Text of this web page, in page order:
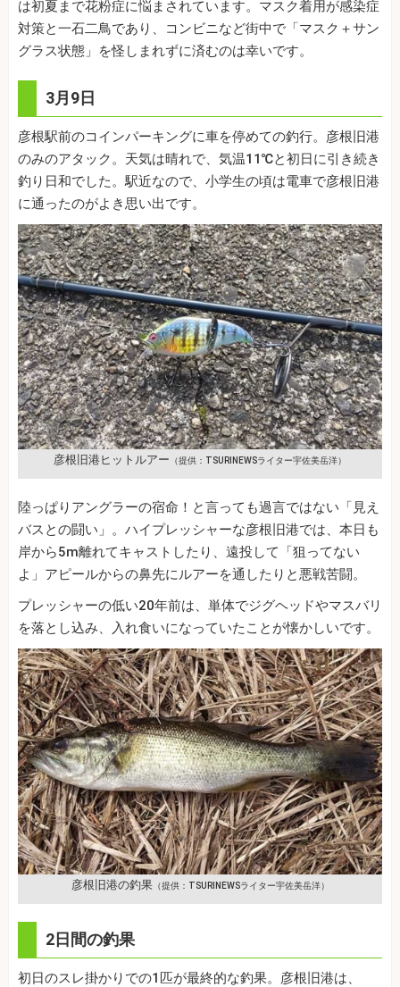
は初夏まで花粉症に悩まされています。マスク着用が感染症
対策と一石二鳥であり、コンビニなど街中で「マスク＋サン
グラス状態」を怪しまれずに済むのは幸いです。
3月9日
彦根駅前のコインパーキングに車を停めての釣行。彦根旧港
のみのアタック。天気は晴れで、気温11℃と初日に引き続き
釣り日和でした。駅近なので、小学生の頃は電車で彦根旧港
に通ったのがよき思い出です。
彦根旧港ヒットルアー （提供：TSURINEWSライター宇佐美岳洋）
陸っぱりアングラーの宿命！と言っても過言ではない「見え
バスとの闘い」。ハイプレッシャーな彦根旧港では、本日も
岸から5m離れてキャストしたり、遠投して「狙ってない
よ」アピールからの鼻先にルアーを通したりと悪戦苦闘。
プレッシャーの低い20年前は、単体でジグヘッドやマスバリ
を落とし込み、入れ食いになっていたことが懐かしいです。
彦根旧港の釣果（提供：TSURINEWSライター宇佐美岳洋）
2日間の釣果
初日のスレ掛かりでの1匹が最終的な釣果。彦根旧港は、